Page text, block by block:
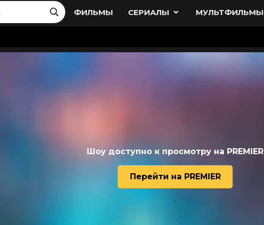
ФИЛЬМЫ СЕРИАЛЫ МУЛЬТФИЛЬМЫ
Шоу дocтупно к пpocмoтpу на PREMIER
Перейти нa PREMIER